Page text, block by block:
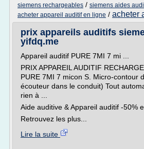
siemens rechargeables / siemens aides
acheter appareil auditif en ligne / acheter
prix appareils auditifs
yifdq.me
Appareil auditif PURE 7MI 7 mi ...
PRIX APPAREIL AUDITIF
PURE 7MI 7 micon S. Micro-contour
écouteur dans le conduit) Tout
rien à ...
Aide auditive & Appareil auditif -50% et
Retrouvez les plus...
Lire la suite